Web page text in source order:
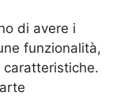
di avere i
funzionalità,